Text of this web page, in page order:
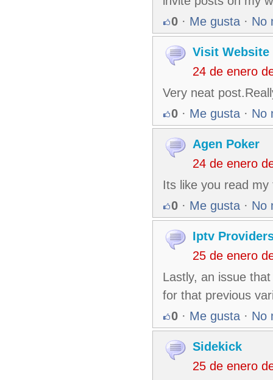
0 · Me gusta · No
Visit Website
24 de enero
Very neat
0 · Me gusta · No
Agen Poker
24 de enero
Its like you read
0 · Me gusta · No
Iptv
25 de enero
Lastly, an issue
for that previous
0 · Me gusta · No
Sidekick
25 de enero